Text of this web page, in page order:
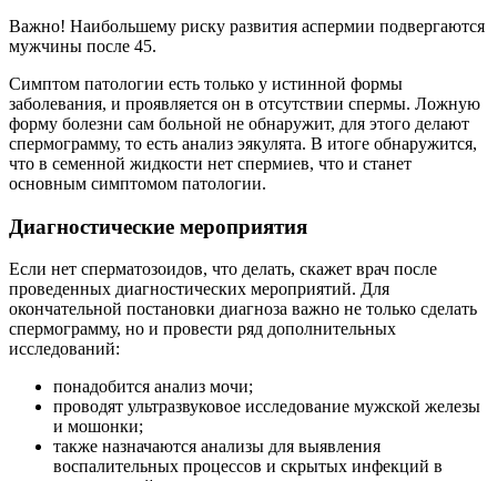
Важно! Наибольшему риску развития аспермии подвергаются
мужчины после 45.
Симптом патологии есть только у истинной формы
заболевания, и проявляется он в отсутствии спермы. Ложную
форму болезни сам больной не обнаружит, для этого делают
спермограмму, то есть анализ эякулята. В итоге обнаружится,
что в семенной жидкости нет спермиев, что и станет
основным симптомом патологии.
Диагностические мероприятия
Если нет сперматозоидов, что делать, скажет врач после
проведенных диагностических мероприятий. Для
окончательной постановки диагноза важно не только сделать
спермограмму, но и провести ряд дополнительных
исследований:
понадобится анализ мочи;
проводят ультразвуковое исследование мужской железы
и мошонки;
также назначаются анализы для выявления
воспалительных процессов и скрытых инфекций в